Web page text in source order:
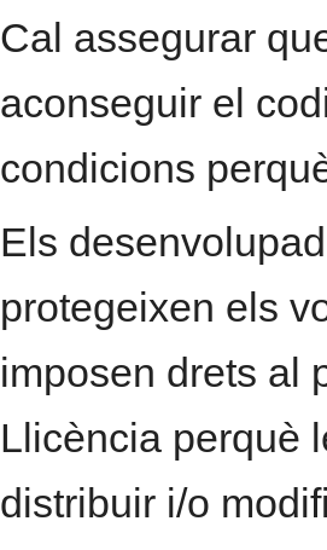
Cal assegurar
aconseguir el
condicions
Els
protegeixen els
imposen drets al
Llicència perquè
distribuir i/o